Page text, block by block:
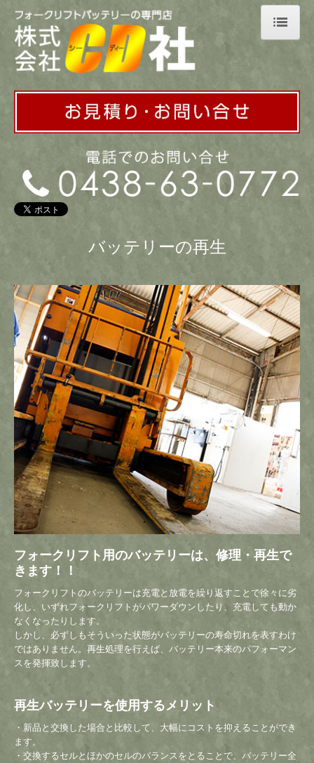
TOP
CD社の強み
依頼の流れ
お見積り・お問い合せ
フォークリフト販売
リビルトバッテリー
プライバシーポリシー
バッテリーの再生
フォークリフト用のバッテリーは、修理・再生で
きます！！
フォークリフトのバッテリーは充電と放電を繰り返すことで徐々に劣
化し、いずれフォークリフトがパワーダウンしたり、充電しても動か
なくなったりします。
しかし、必ずしもそういった状態がバッテリーの寿命切れを表すわけ
ではありません。再生処理を行えば、バッテリー本来のパフォーマン
スを発揮致します。
再生バッテリーを使用するメリット
・新品と交換した場合と比較して、大幅にコストを抑えることができ
ます。
・交換するセルとほかのセルのバランスをとることで、バッテリー全